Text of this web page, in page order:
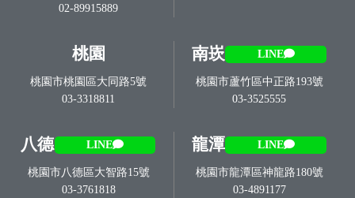
02-89915889
桃園
桃園市桃園區大同路5號
03-3318811
南崁 LINE
桃園市蘆竹區中正路193號
03-3525555
八德 LINE
桃園市八德區大智路15號
03-3761818
龍潭 LINE
桃園市龍潭區神龍路180號
03-4891177